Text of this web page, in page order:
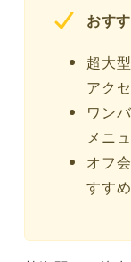
おす
超大
アク
ワン
メニ
オフ
すす